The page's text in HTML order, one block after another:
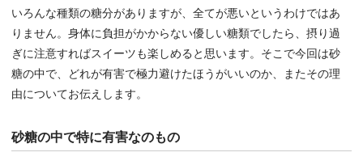
いろんな種類の糖分がありますが、全てが悪いというわけではあ
りません。身体に負担がかからない優しい糖類でしたら、摂り過
ぎに注意すればスイーツも楽しめると思います。そこで今回は砂
糖の中で、どれが有害で極力避けたほうがいいのか、またその理
由についてお伝えします。
砂糖の中で特に有害なのもの